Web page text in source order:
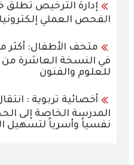
إدارة الترخيص تطلق
الفحص العملي إلكترونيا
في النسخة العاشرة من
للعلوم والفنون
أخصائية تربوية :
المدرسة الخاصة إلى
نفسياً وأسرياً لتسهيل